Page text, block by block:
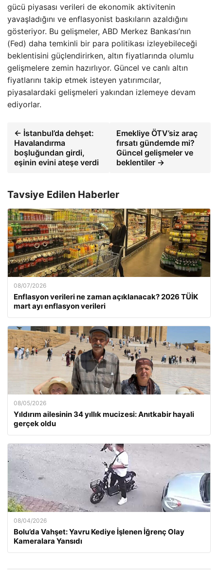
gücü piyasası verileri de ekonomik aktivitenin
yavaşladığını ve enflasyonist baskıların azaldığını
gösteriyor. Bu gelişmeler, ABD Merkez Bankası’nın
(Fed) daha temkinli bir para politikası izleyebileceği
beklentisini güçlendirirken, altın fiyatlarında olumlu
gelişmelere zemin hazırlıyor. Güncel ve canlı altın
fiyatlarını takip etmek isteyen yatırımcılar,
piyasalardaki gelişmeleri yakından izlemeye devam
ediyorlar.
← İstanbul’da dehşet:
Havalandırma
boşluğundan girdi,
eşinin evini ateşe verdi
Emekliye ÖTV’siz araç
fırsatı gündemde mi?
Güncel gelişmeler ve
beklentiler →
Tavsiye Edilen Haberler
08/07/2026
Enflasyon verileri ne zaman açıklanacak? 2026 TÜİK
mart ayı enflasyon verileri
08/05/2026
Yıldırım ailesinin 34 yıllık mucizesi: Anıtkabir hayali
gerçek oldu
08/04/2026
Bolu’da Vahşet: Yavru Kediye İşlenen İğrenç Olay
Kameralara Yansıdı